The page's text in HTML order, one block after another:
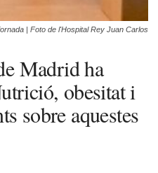
| Foto de l'Hospital Rey Juan Carlos
Madrid ha
obesitat i
sobre aquestes